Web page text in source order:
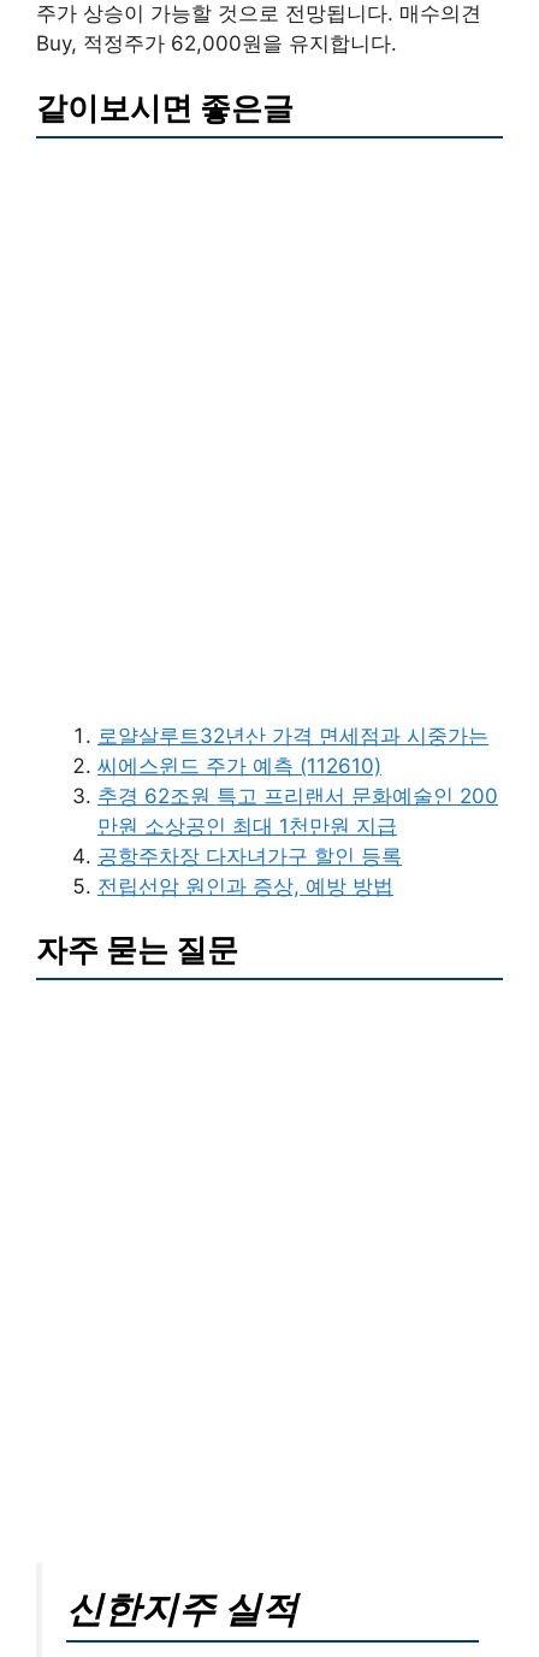
주가 상승이 가능할 것으로 전망됩니다. 매수의견
Buy, 적정주가 62,000원을 유지합니다.
같이보시면 좋은글
로얄살루트32년산 가격 면세점과 시중가는
씨에스윈드 주가 예측 (112610)
추경 62조원 특고 프리랜서 문화예술인 200
만원 소상공인 최대 1천만원 지급
공항주차장 다자녀가구 할인 등록
전립선암 원인과 증상, 예방 방법
자주 묻는 질문
신한지주 실적